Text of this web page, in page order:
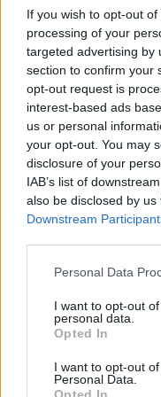
If you wish to opt-out
processing of your
targeted advertising by
section to confirm your
opt-out request is
interest-based ads
us or personal
your opt-out. You may
disclosure of your
IAB’s list of
also be disclosed by
Downstream
Please note that this
not limited to your visit
grant or deny consent
use your data for
consent section.
Personal Data
I want to opt-out
personal data.
Opted In
I want to opt-out
Personal Data.
Opted In
függetlenül